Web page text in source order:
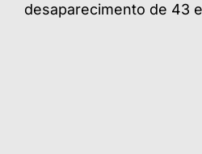
desaparecimento de 43